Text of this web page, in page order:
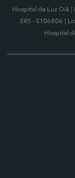
Hospital da Luz Oiã
ERS - E106806
|
Hospital